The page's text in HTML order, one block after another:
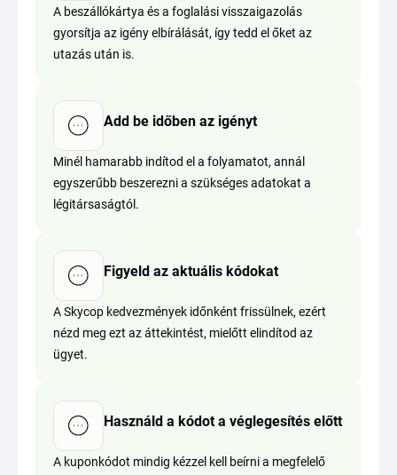
A beszállókártya és a foglalási visszaigazolás
gyorsítja az igény elbírálását, így tedd el őket az
utazás után is.
Add be időben az igényt
Minél hamarabb indítod el a folyamatot, annál
egyszerűbb beszerezni a szükséges adatokat a
légitársaságtól.
Figyeld az aktuális kódokat
A Skycop kedvezmények időnként frissülnek, ezért
nézd meg ezt az áttekintést, mielőtt elindítod az
ügyet.
Használd a kódot a véglegesítés előtt
A kuponkódot mindig kézzel kell beírni a megfelelő